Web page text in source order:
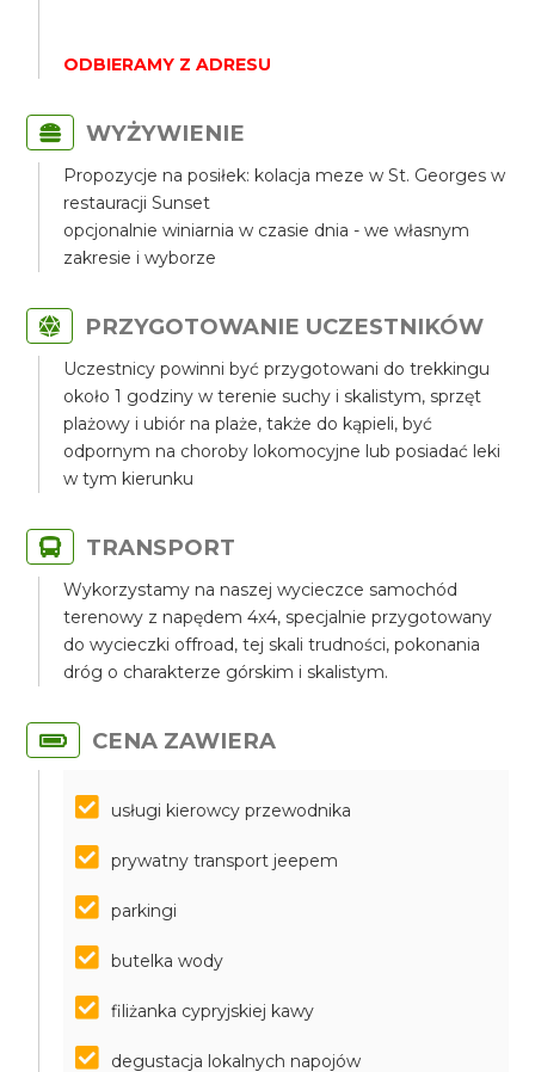
ODBIERAMY Z ADRESU
WYŻYWIENIE
Propozycje na posiłek: kolacja meze w St. Georges w
restauracji Sunset
opcjonalnie winiarnia w czasie dnia - we własnym
zakresie i wyborze
PRZYGOTOWANIE UCZESTNIKÓW
Uczestnicy powinni być przygotowani do trekkingu
około 1 godziny w terenie suchy i skalistym, sprzęt
plażowy i ubiór na plaże, także do kąpieli, być
odpornym na choroby lokomocyjne lub posiadać leki
w tym kierunku
TRANSPORT
Wykorzystamy na naszej wycieczce samochód
terenowy z napędem 4x4, specjalnie przygotowany
do wycieczki offroad, tej skali trudności, pokonania
dróg o charakterze górskim i skalistym.
CENA ZAWIERA
usługi kierowcy przewodnika
prywatny transport jeepem
parkingi
butelka wody
filiżanka cypryjskiej kawy
degustacja lokalnych napojów